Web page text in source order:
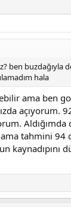
ben buzdağıyla
hala
ama ben
açıyorum.
Aldığımda
tahmini 94
kaynadıpını